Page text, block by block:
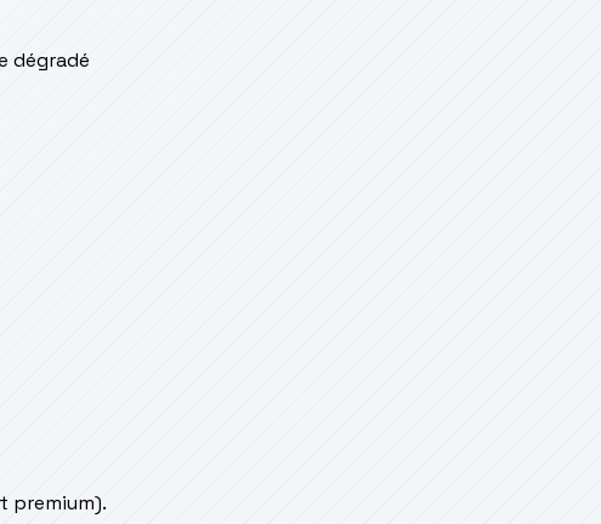
dégradé
premium).